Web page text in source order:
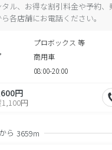
ル、お得な割引料金や予約
各店舗にお電話ください。
プロボックス 等
商用車
08:00-20:00
円
円
ら 3659m